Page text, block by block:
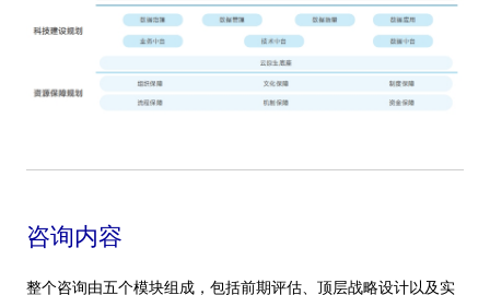
咨询内容
整个咨询由五个模块组成，包括前期评估、顶层战略设计以及实